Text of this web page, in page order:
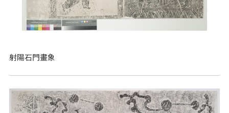
射陽石門畫象